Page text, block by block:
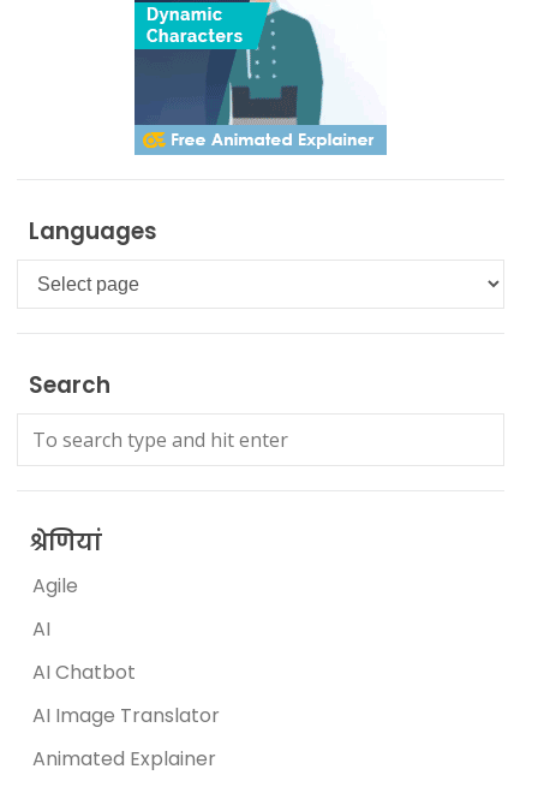
Languages
Languages
Search
श्रेणियां
Agile
AI
AI Chatbot
AI Image Translator
Animated Explainer